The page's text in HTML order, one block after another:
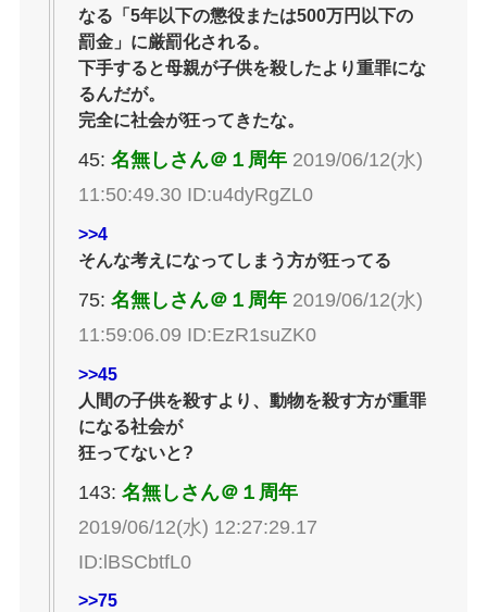
なる「5年以下の懲役または500万円以下の
罰金」に厳罰化される。
下手すると母親が子供を殺したより重罪にな
るんだが。
完全に社会が狂ってきたな。
45: 名無しさん＠１周年 2019/06/12(水)
11:50:49.30 ID:u4dyRgZL0
>>4
そんな考えになってしまう方が狂ってる
75: 名無しさん＠１周年 2019/06/12(水)
11:59:06.09 ID:EzR1suZK0
>>45
人間の子供を殺すより、動物を殺す方が重罪
になる社会が
狂ってないと?
143: 名無しさん＠１周年
2019/06/12(水) 12:27:29.17
ID:lBSCbtfL0
>>75